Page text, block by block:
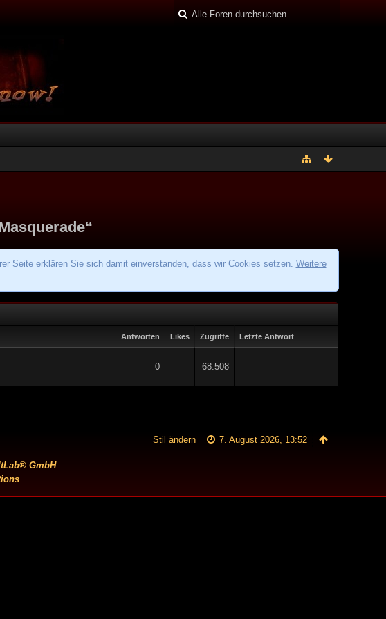
Seite erklären Sie sich damit einverstanden, dass wir Cookies setzen. Weitere
Antworten Likes Zugriffe Letzte Antwort
0 68.508
7. August 2026, 13:52
Stil ändern
GmbH